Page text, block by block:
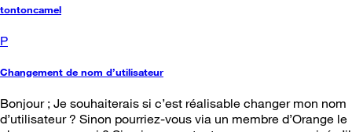
tontoncamel
P
Changement de nom d’utilisateur
Bonjour ; Je souhaiterais si c’est réalisable changer mon nom
d’utilisateur ? Sinon pourriez-vous via un membre d’Orange le